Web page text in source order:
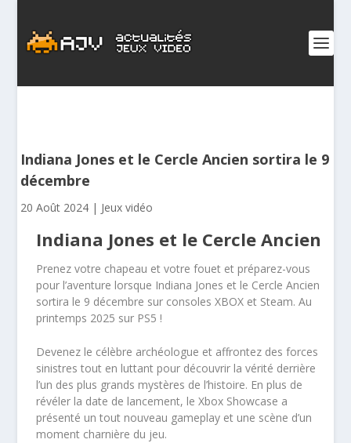
Indiana Jones et le Cercle Ancien sortira le 9
décembre
20 Août 2024 | Jeux vidéo
Indiana Jones et le Cercle Ancien
Prenez votre chapeau et votre fouet et préparez-vous
pour l’aventure lorsque Indiana Jones et le Cercle Ancien
sortira le 9 décembre sur consoles XBOX et Steam. Au
printemps 2025 sur PS5 !
Devenez le célèbre archéologue et affrontez des forces
sinistres tout en luttant pour découvrir la vérité derrière
l’un des plus grands mystères de l’histoire. En plus de
révéler la date de lancement, le Xbox Showcase a
présenté un tout nouveau gameplay et une scène d’un
moment charnière du jeu.